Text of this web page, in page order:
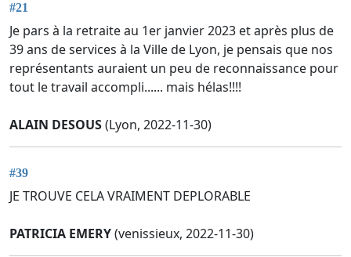
#21
Je pars à la retraite au 1er janvier 2023 et après plus de
39 ans de services à la Ville de Lyon, je pensais que nos
représentants auraient un peu de reconnaissance pour
tout le travail accompli...... mais hélas!!!!
ALAIN DESOUS(Lyon, 2022-11-30)
#39
JE TROUVE CELA VRAIMENT DEPLORABLE
PATRICIA EMERY(venissieux, 2022-11-30)